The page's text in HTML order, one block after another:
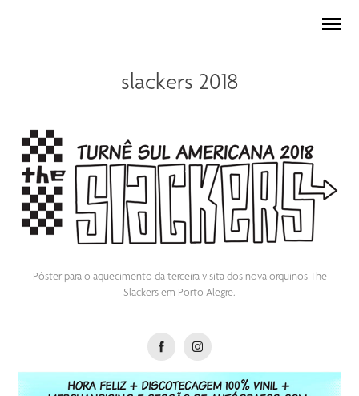
slackers 2018
Pôster para o aquecimento da terceira visita dos novaiorquinos The
Slackers em Porto Alegre.